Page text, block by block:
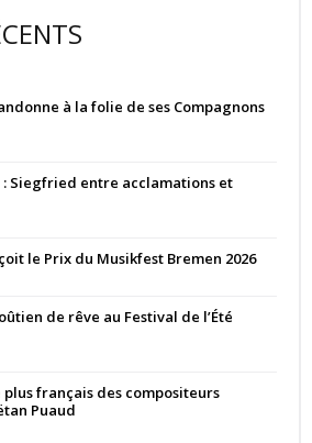
à la folie de ses Compagnons
: Siegfried entre acclamations et
le Prix du Musikfest Bremen 2026
de rêve au Festival de l’Été
français des compositeurs
Puaud